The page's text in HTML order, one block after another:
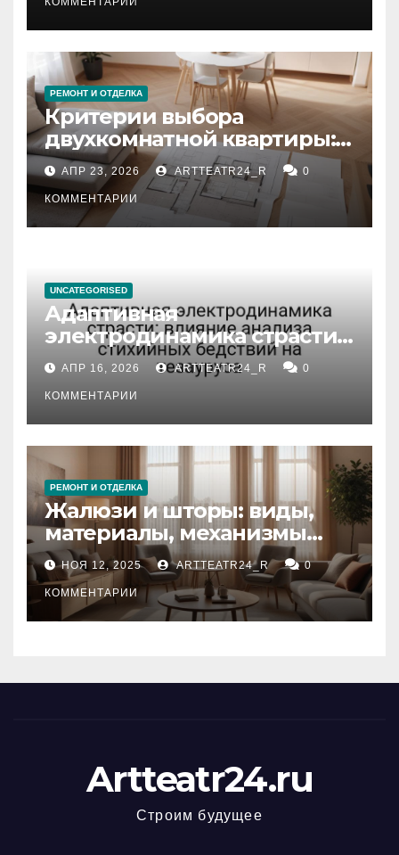
РЕМОНТ И ОТДЕЛКА
Критерии выбора
двухкомнатной квартиры:
планировка, площадь,
состояние и документация
АПР 23, 2026 ARTTEATR24_R 0
КОММЕНТАРИИ
UNCATEGORISED
Адаптивная
электродинамика страсти:
влияние анализа
стихийных бедствий на
тезауруса
АПР 16, 2026 ARTTEATR24_R 0
КОММЕНТАРИИ
РЕМОНТ И ОТДЕЛКА
Жалюзи и шторы: виды,
материалы, механизмы
управления и уход
НОЯ 12, 2025 ARTTEATR24_R 0
КОММЕНТАРИИ
Artteatr24.ru
Строим будущее